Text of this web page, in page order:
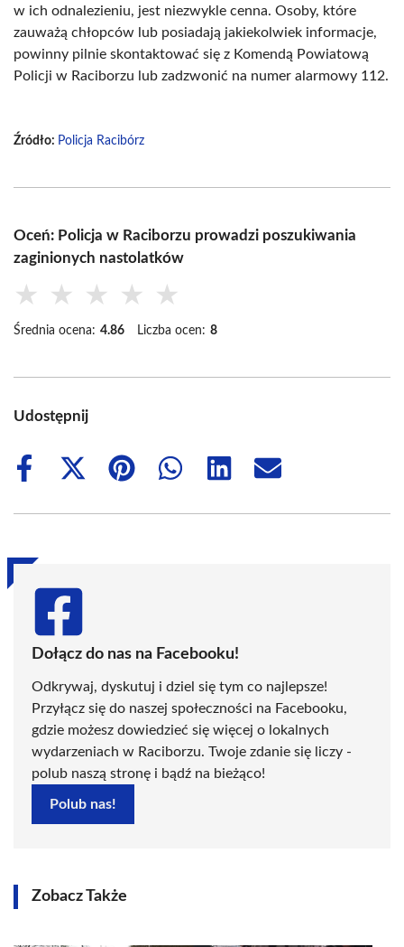
w ich odnalezieniu, jest niezwykle cenna. Osoby, które
zauważą chłopców lub posiadają jakiekolwiek informacje,
powinny pilnie skontaktować się z Komendą Powiatową
Policji w Raciborzu lub zadzwonić na numer alarmowy 112.
Źródło: Policja Racibórz
Oceń: Policja w Raciborzu prowadzi poszukiwania
zaginionych nastolatków
★ ★ ★ ★ ★
Średnia ocena: 4.86 Liczba ocen: 8
Udostępnij
Share
Share
(Twitter)
Share
Share
Share
Share
Dołącz do nas na Facebooku!
Odkrywaj, dyskutuj i dziel się tym co najlepsze!
Przyłącz się do naszej społeczności na Facebooku,
gdzie możesz dowiedzieć się więcej o lokalnych
wydarzeniach w Raciborzu. Twoje zdanie się liczy -
polub naszą stronę i bądź na bieżąco!
Polub nas!
Zobacz Także